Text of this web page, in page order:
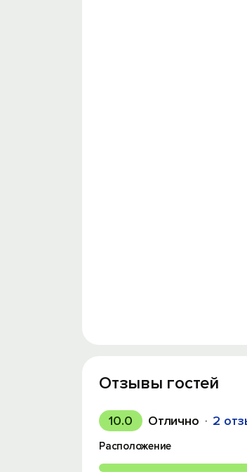
Отзывы гостей
10.0 Отлично 2
Расположение